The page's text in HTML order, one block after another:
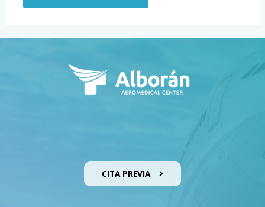
CITA PREVIA